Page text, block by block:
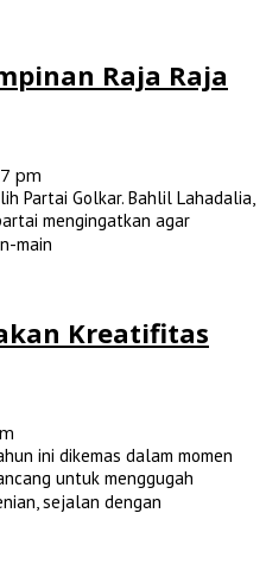
Raja Raja
pm
Partai Golkar. Bahlil Lahadalia,
mengingatkan agar
main
Kreatifitas
ini dikemas dalam momen
untuk menggugah
sejalan dengan